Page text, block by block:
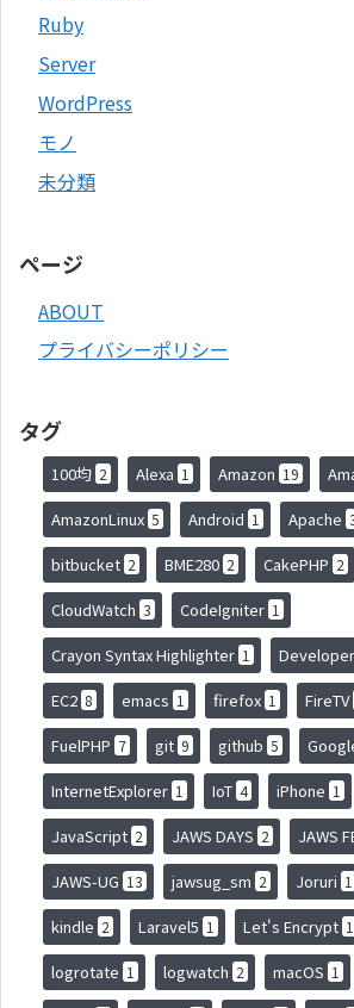
Ruby
Server
WordPress
モノ
未分類
ページ
ABOUT
プライバシーポリシー
タグ
100均 2 Alexa 1 Amazon 19
AmazonLinux 5 Android 1 Apache
bitbucket 2 BME280 2 CakePHP 2
CloudWatch 3 CodeIgniter 1
Crayon Syntax Highlighter 1
EC2 8 emacs 1 firefox 1 FireTV
FuelPHP 7 git 9 github 5
InternetExplorer 1 IoT 4 iPhone 1
JavaScript 2 JAWS DAYS 2 JAWS
JAWS-UG 13 jawsug_sm 2 Joruri 1
kindle 2 Laravel5 1 Let's Encrypt 1
logrotate 1 logwatch 2 macOS 1